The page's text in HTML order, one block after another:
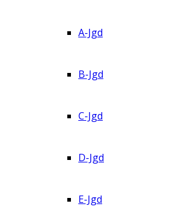
A-Jgd
B-Jgd
C-Jgd
D-Jgd
E-Jgd